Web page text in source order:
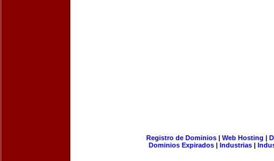
Registro de Dominios| Web Hosting |
Dominios Expirados | Industrias |